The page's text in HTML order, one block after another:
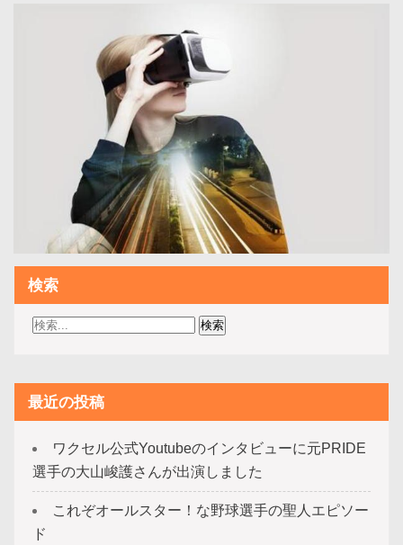
検索
最近の投稿
ワクセル公式Youtubeのインタビューに元PRIDE
選手の大山峻護さんが出演しました
これぞオールスター！な野球選手の聖人エピソー
ド